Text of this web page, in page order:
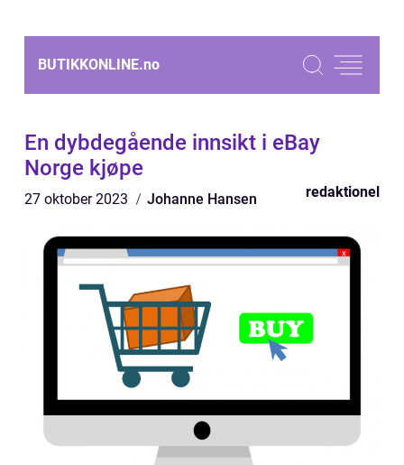
BUTIKKONLINE.no
En dybdegående innsikt i eBay
Norge kjøpe
27 oktober 2023 Johanne Hansen redaktionel